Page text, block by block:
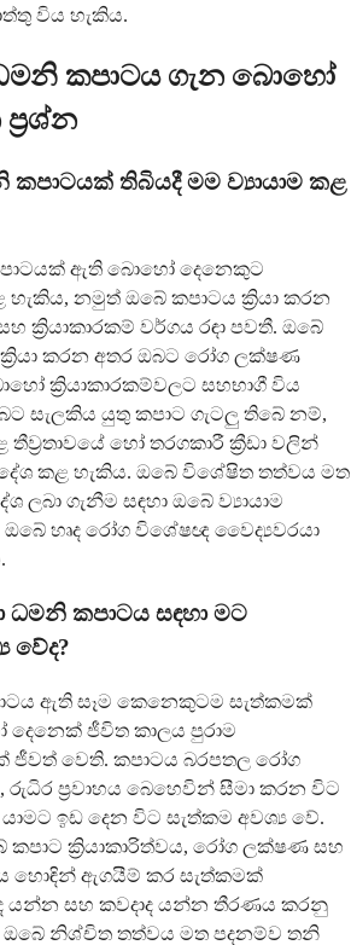
විය හැකිය.
කපාටය ගැන බොහෝ
කපාටයක් තිබියදී මම ව්‍යායාම කළ
ඇති බොහෝ දෙනෙකුට
හැකිය, නමුත් ඔබේ කපාටය ක්‍රියා කරන
ක්‍රියාකාරකම් වර්ගය රඳා පවතී. ඔබේ
කරන අතර ඔබට රෝග ලක්ෂණ
ක්‍රියාකාරකම්වලට සහභාගී විය
සැලකිය යුතු කපාට ගැටලු තිබේ නම්,
හෝ තරගකාරී ක්‍රීඩා වලින්
කළ හැකිය. ඔබේ විශේෂිත තත්වය මත
ලබා ගැනීම සඳහා ඔබේ ව්‍යායාම
ඔබේ හෘද රෝග විශේෂඥ වෛද්‍යවරයා
ධමනි කපාටය සඳහා මට
වේද?
ඇති සෑම කෙනෙකුටම සැත්කමක්
ජීවිත කාලය පුරාම
වෙති. කපාටය බරපතල රෝග
ප්‍රවාහය බෙහෙවින් සීමා කරන විට
ඉඩ දෙන විට සැත්කම අවශ්‍ය වේ.
කපාට ක්‍රියාකාරිත්වය, රෝග ලක්ෂණ සහ
හොඳින් ඇගයීම් කර සැත්කමක්
යන්න සහ කවදාද යන්න තීරණය කරනු
නිශ්චිත තත්වය මත පදනම්ව තනි